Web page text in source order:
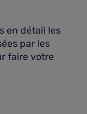
en détail les
par les
faire votre